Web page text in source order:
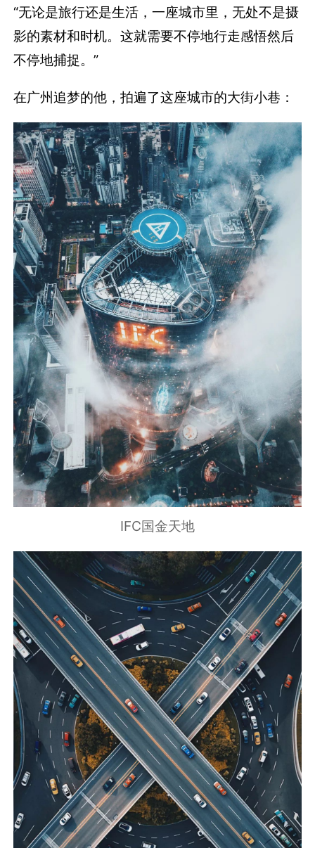
“无论是旅行还是生活，一座城市里，无处不是摄
影的素材和时机。这就需要不停地行走感悟然后
不停地捕捉。”
在广州追梦的他，拍遍了这座城市的大街小巷：
IFC国金天地